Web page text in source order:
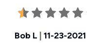
Bob L 11-23-2021